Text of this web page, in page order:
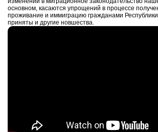
основном, касаются упрощений в процессе
проживание и иммиграцию гражданами
приняты и другие новшества.